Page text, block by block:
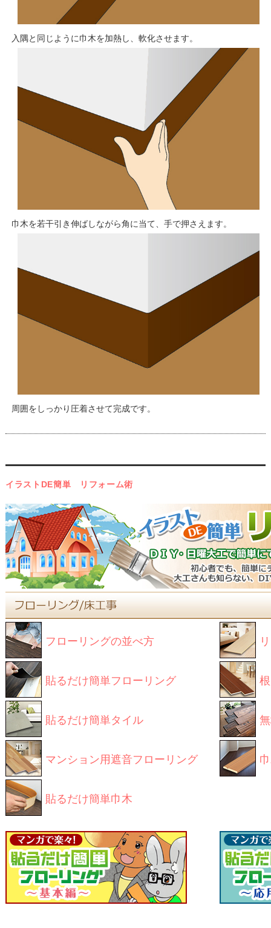
入隅と同じように巾木を加熱し、軟化させます。
巾木を若干引き伸ばしながら角に当て、手で押さえます。
周囲をしっかり圧着させて完成です。
イラストDE簡単 リフォーム術
フローリングの並べ方
貼るだけ簡単フローリング
貼るだけ簡単タイル
マンション用遮音フローリング
貼るだけ簡単巾木